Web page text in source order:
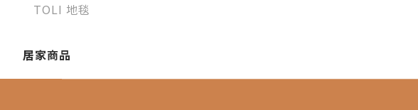
TOLI 地毯
居家商品